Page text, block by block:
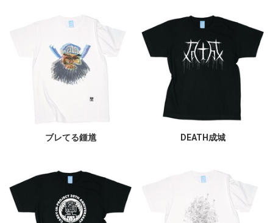
ブレてる鍾馗 DEATH成城